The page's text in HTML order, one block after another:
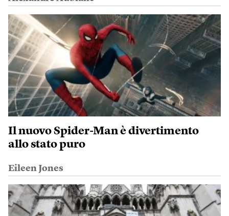
Il nuovo Spider-Man è divertimento
allo stato puro
Eileen Jones